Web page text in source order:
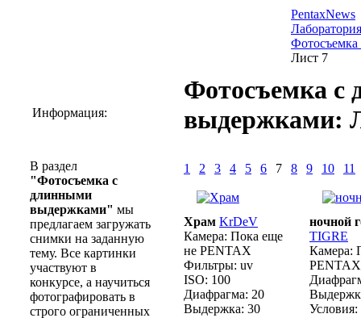
PentaxNews
Лаборатория
Лист 7
Информация:
Фотосъемка с
выдержками:
В раздел
"Фотосъемка с
длинными
выдержками" мы
предлагаем загружать
снимки на заданную
тему. Все картинки
участвуют в
конкурсе, а научиться
фотографировать в
строго ограниченных
1 2 3 4 5 6 7 8 9 10 11
Храм KrDeV
Камера: Пока еще
не PENTAX
Фильтры: uv
ISO: 100
Диафрагма: 20
Выдержка: 30
ночной
TIGRE
Камера:
PENTAX
Условия: